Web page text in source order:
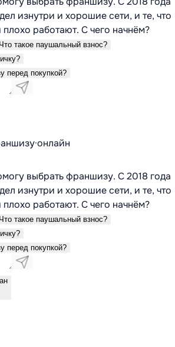
изнутри и хорошие сети, и те, что
работают. С чего начнём?
Что такое паушальный взнос?
перед покупкой?
·онлайн
выбрать франшизу. С 2018 года
изнутри и хорошие сети, и те, что
работают. С чего начнём?
Что такое паушальный взнос?
перед покупкой?